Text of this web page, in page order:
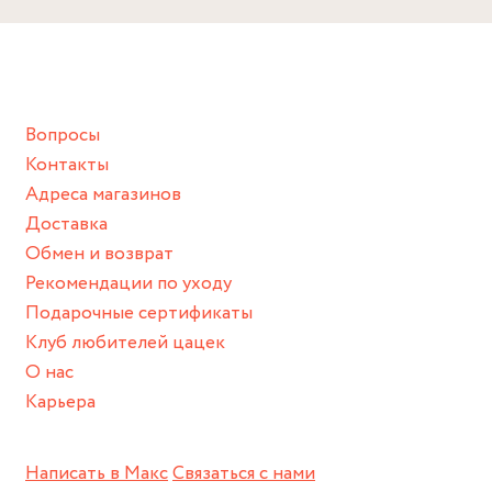
Снимайте ваше украшение перед купанием (и в море, и в
спортивный инвентарь).
Храните изделие в сухом месте.
Для надежного хранения мы доставляем все изделия в
нашей фирменной коробке или упаковке бренда.
Пожалуйста, используйте эту упаковку для хранения, пока
не носите украшение на себе.
Написать в МаксСвязаться с нами
Вопросы
Контакты
Адреса магазинов
Доставка
Обмен и возврат
Рекомендации по уходу
Подарочные сертификаты
Клуб любителей цацек
О нас
Карьера